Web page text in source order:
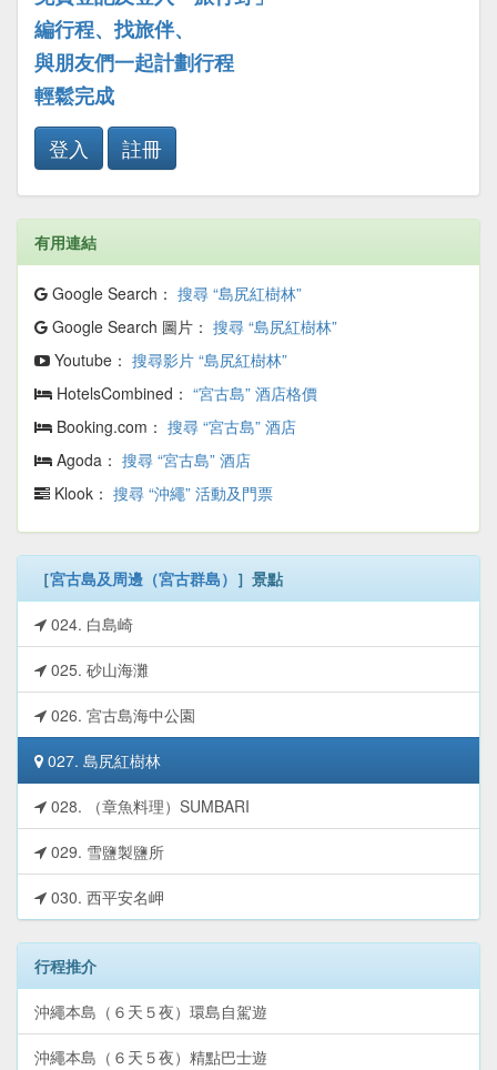
編行程、找旅伴、
與朋友們一起計劃行程
輕鬆完成
登入
註冊
有用連結
Google Search： 搜尋 “島尻紅樹林”
Google Search 圖片： 搜尋 “島尻紅樹林”
Youtube： 搜尋影片 “島尻紅樹林”
HotelsCombined： “宮古島” 酒店格價
Booking.com： 搜尋 “宮古島” 酒店
Agoda： 搜尋 “宮古島” 酒店
Klook： 搜尋 “沖繩” 活動及門票
［宮古島及周邊（宮古群島） ］景點
024. 白島崎
025. 砂山海灘
026. 宮古島海中公園
027. 島尻紅樹林
028. （章魚料理）SUMBARI
029. 雪鹽製鹽所
030. 西平安名岬
行程推介
沖繩本島（６天５夜）環島自駕遊
沖繩本島（６天５夜）精點巴士遊